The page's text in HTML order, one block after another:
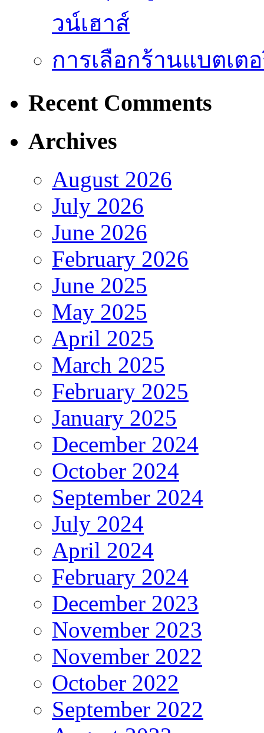
วน์เฮาส์
การเลือกร้านแบตเต
Recent Comments
Archives
August 2026
July 2026
June 2026
February 2026
June 2025
May 2025
April 2025
March 2025
February 2025
January 2025
December 2024
October 2024
September 2024
July 2024
April 2024
February 2024
December 2023
November 2023
November 2022
October 2022
September 2022